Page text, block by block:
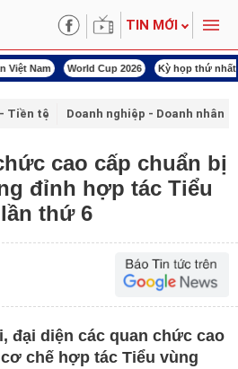
TIN MỚI
họp thứ nhất Quốc hội khóa XVI Đảm bảo
Tiền tệ Doanh nghiệp - Doanh nhân
cao cấp chuẩn bị
đỉnh hợp tác Tiểu
thứ 6
đại diện các quan chức cao
chế hợp tác Tiểu vùng